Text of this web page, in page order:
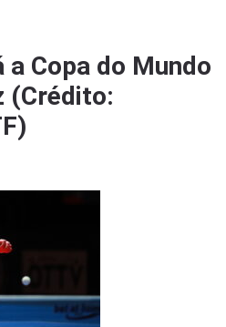
Copa do Mundo
(Crédito: